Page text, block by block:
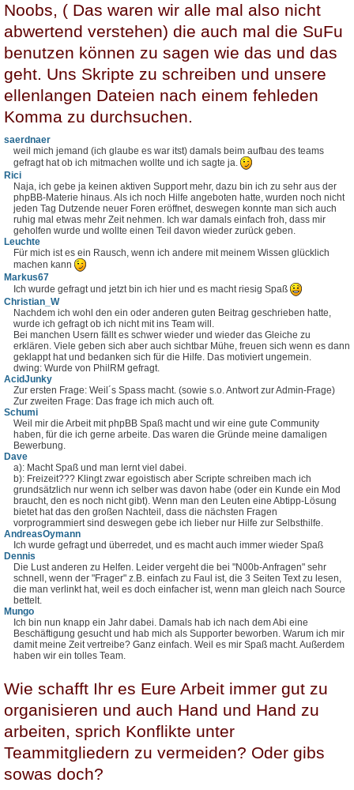
Noobs, ( Das waren wir alle mal also nicht
abwertend verstehen) die auch mal die SuFu
benutzen können zu sagen wie das und das
geht. Uns Skripte zu schreiben und unsere
ellenlangen Dateien nach einem fehleden
Komma zu durchsuchen.
saerdnaer
weil mich jemand (ich glaube es war itst) damals beim aufbau des teams
gefragt hat ob ich mitmachen wollte und ich sagte ja.
Rici
Naja, ich gebe ja keinen aktiven Support mehr, dazu bin ich zu sehr aus der
phpBB-Materie hinaus. Als ich noch Hilfe angeboten hatte, wurden noch nicht
jeden Tag Dutzende neuer Foren eröffnet, deswegen konnte man sich auch
ruhig mal etwas mehr Zeit nehmen. Ich war damals einfach froh, dass mir
geholfen wurde und wollte einen Teil davon wieder zurück geben.
Leuchte
Für mich ist es ein Rausch, wenn ich andere mit meinem Wissen glücklich
machen kann
Markus67
Ich wurde gefragt und jetzt bin ich hier und es macht riesig Spaß
Christian_W
Nachdem ich wohl den ein oder anderen guten Beitrag geschrieben hatte,
wurde ich gefragt ob ich nicht mit ins Team will.
Bei manchen Usern fällt es schwer wieder und wieder das Gleiche zu
erklären. Viele geben sich aber auch sichtbar Mühe, freuen sich wenn es dann
geklappt hat und bedanken sich für die Hilfe. Das motiviert ungemein.
dwing: Wurde von PhilRM gefragt.
AcidJunky
Zur ersten Frage: Weil´s Spass macht. (sowie s.o. Antwort zur Admin-Frage)
Zur zweiten Frage: Das frage ich mich auch oft.
Schumi
Weil mir die Arbeit mit phpBB Spaß macht und wir eine gute Community
haben, für die ich gerne arbeite. Das waren die Gründe meine damaligen
Bewerbung.
Dave
a): Macht Spaß und man lernt viel dabei.
b): Freizeit??? Klingt zwar egoistisch aber Scripte schreiben mach ich
grundsätzlich nur wenn ich selber was davon habe (oder ein Kunde ein Mod
braucht, den es noch nicht gibt). Wenn man den Leuten eine Abtipp-Lösung
bietet hat das den großen Nachteil, dass die nächsten Fragen
vorprogrammiert sind deswegen gebe ich lieber nur Hilfe zur Selbsthilfe.
AndreasOymann
Ich wurde gefragt und überredet, und es macht auch immer wieder Spaß
Dennis
Die Lust anderen zu Helfen. Leider vergeht die bei "N00b-Anfragen" sehr
schnell, wenn der "Frager" z.B. einfach zu Faul ist, die 3 Seiten Text zu lesen,
die man verlinkt hat, weil es doch einfacher ist, wenn man gleich nach Source
bettelt.
Mungo
Ich bin nun knapp ein Jahr dabei. Damals hab ich nach dem Abi eine
Beschäftigung gesucht und hab mich als Supporter beworben. Warum ich mir
damit meine Zeit vertreibe? Ganz einfach. Weil es mir Spaß macht. Außerdem
haben wir ein tolles Team.
Wie schafft Ihr es Eure Arbeit immer gut zu
organisieren und auch Hand und Hand zu
arbeiten, sprich Konflikte unter
Teammitgliedern zu vermeiden? Oder gibs
sowas doch?